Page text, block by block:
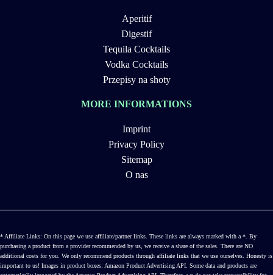
Aperitif
Digestif
Tequila Cocktails
Vodka Cocktails
Przepisy na shoty
MORE INFORMATIONS
Imprint
Privacy Policy
Sitemap
O nas
* Affiliate Links: On this page we use affiliate/partner links. These links are always marked with a *. By
purchasing a product from a provider recommended by us, we receive a share of the sales. There are NO
additional costs for you. We only recommend products through affiliate links that we use ourselves. Honesty is
important to us! Images in product boxes: Amazon Product Advertising API. Some data and products are